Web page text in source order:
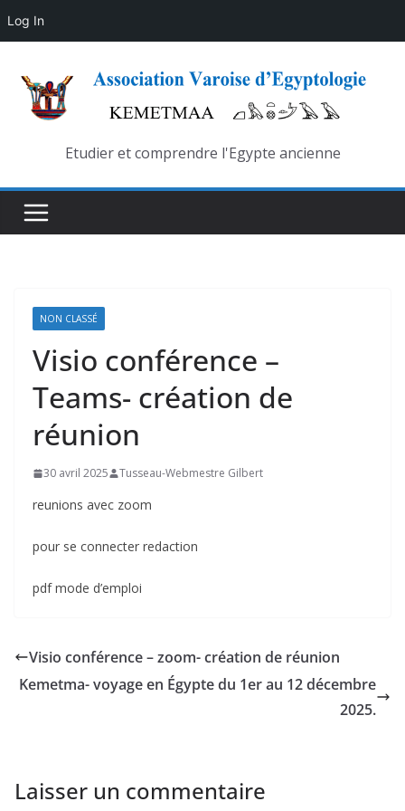
Log In
content
Etudier et comprendre l'Egypte ancienne
NON CLASSÉ
Visio conférence –
Teams- création de
réunion
30 avril 2025 Tusseau-Webmestre Gilbert
reunions avec zoom
pour se connecter redaction
pdf mode d’emploi
Visio conférence – zoom- création de réunion
Kemetma- voyage en Égypte du 1er au 12 décembre
2025.
Laisser un commentaire